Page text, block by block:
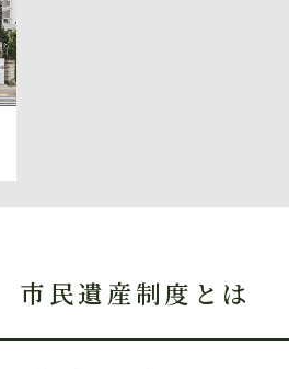
市民遺産制度とは